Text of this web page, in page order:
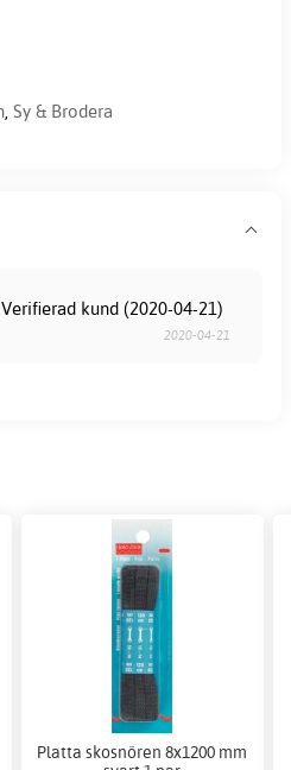
, Sy & Brodera
kund (2020-04-21)
2020-04-21
Platta skosnören 8x1200 mm